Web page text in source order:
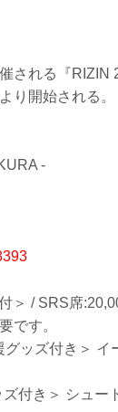
される『RIZIN
り開始される。
-
＞ / SRS席
す。
ッズ付き＞
付き＞ シュー